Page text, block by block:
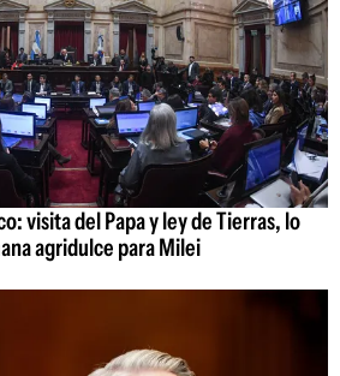
visita del Papa y ley de Tierras, lo
agridulce para Milei